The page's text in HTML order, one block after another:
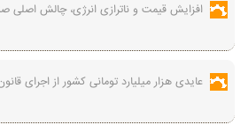
افزایش قیمت و ناترازی انرژی، چالش اصلی
عایدی هزار میلیارد تومانی کشور از اجرای